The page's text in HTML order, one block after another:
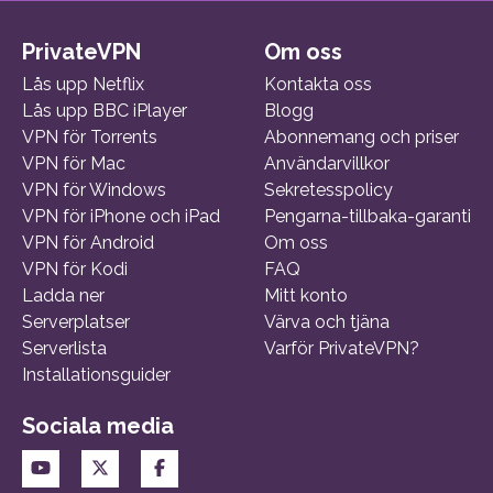
PrivateVPN
Lås upp Netflix
Lås upp BBC iPlayer
VPN för Torrents
VPN för Mac
VPN för Windows
VPN för iPhone och iPad
VPN för Android
VPN för Kodi
Ladda ner
Serverplatser
Serverlista
Installationsguider
Om oss
Kontakta oss
Blogg
Abonnemang och priser
Användarvillkor
Sekretesspolicy
Pengarna-tillbaka-garanti
Om oss
FAQ
Mitt konto
Värva och tjäna
Varför PrivateVPN?
Sociala media